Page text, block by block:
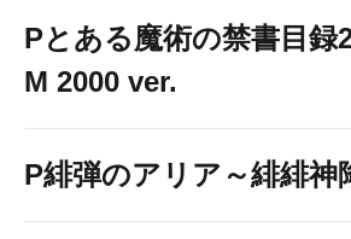
Pとある魔術の禁書目
M 2000 ver.
P緋弾のアリア～緋緋神